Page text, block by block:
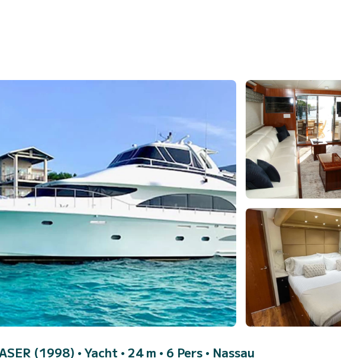
(1998) • Yacht • 24 m • 6 Pers • Nassau